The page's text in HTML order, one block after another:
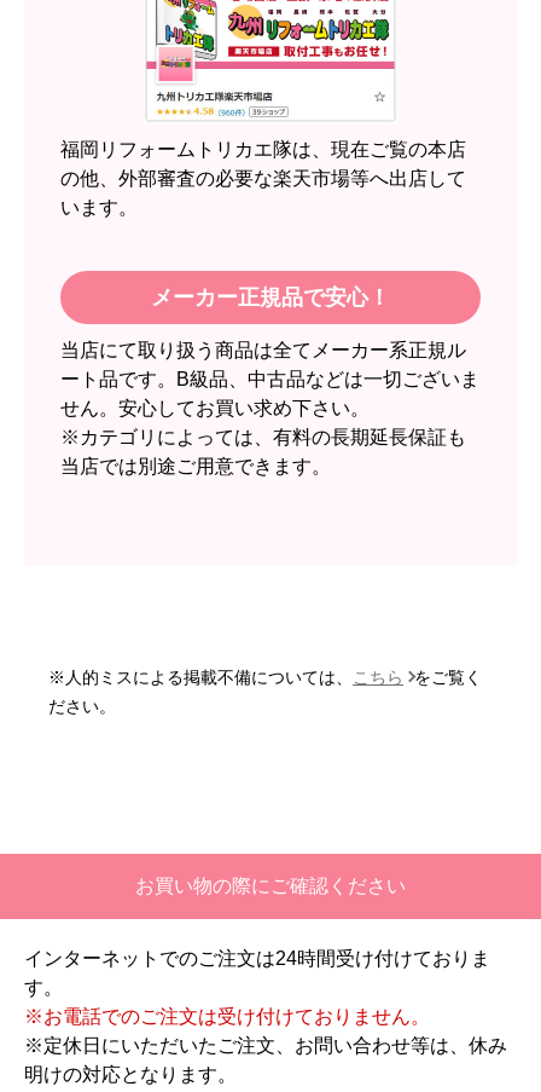
【このショップを選んだ理由は？】
近隣のショップでしっかりやってくれそうだった
【注文からどのくらいで届きましたか？】
【その他感想・コメント】
2026年6月30日 23:50
欲しい商品をスムーズに注文できましたか？
はい
ショップからの連絡や対応は適切でしたか？
無回答
予定の期日までに商品が届きましたか？
【注文からどのくらいで届きましたか？】
【その他感想・コメント】
１．５点は、少々工事が雑。
過去の業者で一番最低。良かった点は、ただ一
つ、愛想が良かったこと。
福岡リフォームトリカエ隊は、現在ご覧の本店
の他、外部審査の必要な楽天市場等へ出店して
います。
メーカー正規品で安心！
当店にて取り扱う商品は全てメーカー系正規ル
ート品です。B級品、中古品などは一切ございま
せん。安心してお買い求め下さい。
※カテゴリによっては、有料の長期延長保証も
当店では別途ご用意できます。
※人的ミスによる掲載不備については、 こちら
をご覧く
ださい。
お買い物の際にご確認ください
インターネットでのご注文は24時間受け付けておりま
す。
※お電話でのご注文は受け付けておりません。
※定休日にいただいたご注文、お問い合わせ等は、休み
明けの対応となります。